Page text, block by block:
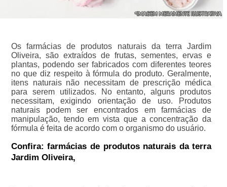
Os farmácias de produtos naturais da terra Jardim
Oliveira, são extraídos de frutas, sementes, ervas e
plantas, podendo ser fabricados com diferentes teores
no que diz respeito à fórmula do produto. Geralmente,
itens naturais não necessitam de prescrição médica
para serem utilizados. No entanto, alguns produtos
necessitam, exigindo orientação de uso. Produtos
naturais podem ser encontrados em farmácias de
manipulação, tendo em vista que a concentração da
fórmula é feita de acordo com o organismo do usuário.
Confira: farmácias de produtos naturais da terra
Jardim Oliveira,